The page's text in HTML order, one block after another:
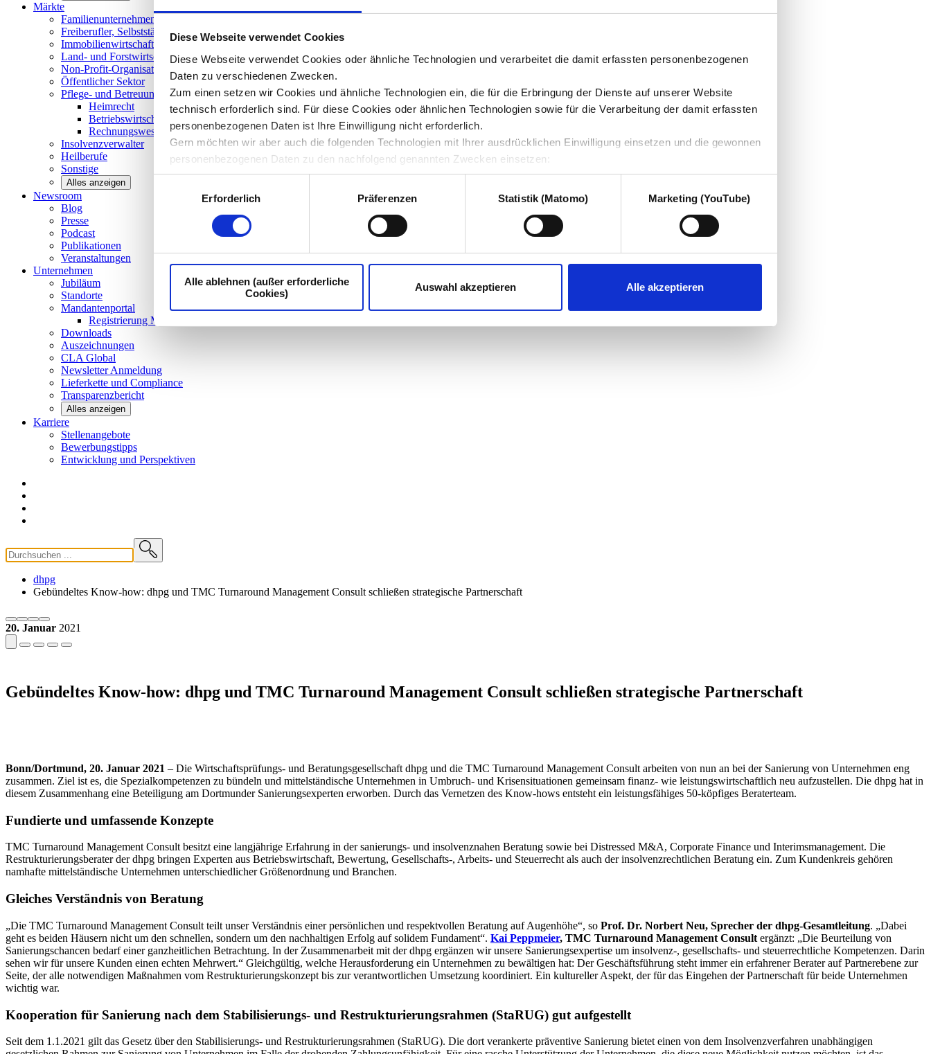
Diese Webseite verwendet Cookies
Diese Webseite verwendet Cookies oder ähnliche Technologien und verarbeitet die damit erfassten personenbezogenen
Daten zu verschiedenen Zwecken.
Zum einen setzen wir Cookies und ähnliche Technologien ein, die für die Erbringung der Dienste auf unserer Website
technisch erforderlich sind. Für diese Cookies oder ähnlichen Technologien sowie für die Verarbeitung der damit erfassten
personenbezogenen Daten ist Ihre Einwilligung nicht erforderlich.
Gern möchten wir aber auch die folgenden Technologien mit Ihrer ausdrücklichen Einwilligung einsetzen und die gewonnen
personenbezogenen Daten zu den nachfolgend genannten Zwecken einsetzen:
Erforderlich
Präferenzen Statistik (Matomo) Marketing (YouTube)
Alle ablehnen (außer erforderliche
Cookies)
Auswahl akzeptieren Alle akzeptieren
Märkte
Familienunternehmen und
Freiberufler, Selbstständige undPrivatpersonen
Immobilienwirtschaft
Land- und Forstwirtschaft
Non-Profit-Organisationen
Öffentlicher Sektor
Pflege- und Betreuungseinrichtungen
Heimrecht
Betriebswirtschaftliche Beratung
Rechnungswesen/Controlling
Insolvenzverwalter
Heilberufe
Sonstige
Alles anzeigen
Newsroom
Blog
Presse
Podcast
Publikationen
Veranstaltungen
Unternehmen
Jubiläum
Standorte
Mandantenportal
Registrierung Mandantenportal
Downloads
Auszeichnungen
CLA Global
NewsletterAnmeldung
Lieferkette und Compliance
Transparenzbericht
Alles anzeigen
Karriere
Stellenangebote
Bewerbungstipps
Entwicklung und Perspektiven
dhpg
Gebündeltes Know-how: dhpg und TMC Turnaround Management Consult schließen strategische Partnerschaft
20. Januar 2021
Gebündeltes Know-how: dhpg und TMC Turnaround Management Consult schließen strategische Partnerschaft
Bonn/Dortmund, 20. Januar 2021 – Die Wirtschaftsprüfungs- und Beratungsgesellschaft dhpg und die TMC Turnaround Management Consult arbeiten von nun an bei der Sanierung von Unternehmen eng
zusammen. Ziel ist es, die Spezialkompetenzen zu bündeln und mittelständische Unternehmen in Umbruch- und Krisensituationen gemeinsam finanz- wie leistungswirtschaftlich neu aufzustellen. Die dhpg hat in
diesem Zusammenhang eine Beteiligung am Dortmunder Sanierungsexperten erworben. Durch das Vernetzen des Know-hows entsteht ein leistungsfähiges 50-köpfiges Beraterteam.
Fundierte und umfassende Konzepte
TMC Turnaround Management Consult besitzt eine langjährige Erfahrung in der sanierungs- und insolvenznahen Beratung sowie bei Distressed M&A, Corporate Finance und Interimsmanagement. Die
Restrukturierungsberater der dhpg bringen Experten aus Betriebswirtschaft, Bewertung, Gesellschafts-, Arbeits- und Steuerrecht als auch der insolvenzrechtlichen Beratung ein. Zum Kundenkreis gehören
namhafte mittelständische Unternehmen unterschiedlicher Größenordnung und Branchen.
Gleiches Verständnis von Beratung
„Die TMC Turnaround Management Consult teilt unser Verständnis einer persönlichen und respektvollen Beratung auf Augenhöhe“, so Prof. Dr. Norbert Neu, Sprecher der dhpg-Gesamtleitung. „Dabei
geht es beiden Häusern nicht um den schnellen, sondern um den nachhaltigen Erfolg auf solidem Fundament“. Kai Peppmeier, TMC Turnaround Management Consult ergänzt: „Die Beurteilung von
Sanierungschancen bedarf einer ganzheitlichen Betrachtung. In der Zusammenarbeit mit der dhpg ergänzen wir unsere Sanierungsexpertise um insolvenz-, gesellschafts- und steuerrechtliche Kompetenzen. Darin
sehen wir für unsere Kunden einen echten Mehrwert.“ Gleichgültig, welche Herausforderung ein Unternehmen zu bewältigen hat: Der Geschäftsführung steht immer ein erfahrener Berater auf Partnerebene zur
Seite, der alle notwendigen Maßnahmen vom Restrukturierungskonzept bis zur verantwortlichen Umsetzung koordiniert. Ein kultureller Aspekt, der für das Eingehen der Partnerschaft für beide Unternehmen
wichtig war.
Kooperation für Sanierung nach dem Stabilisierungs- und Restrukturierungsrahmen (StaRUG) gut aufgestellt
Seit dem 1.1.2021 gilt das Gesetz über den Stabilisierungs- und Restrukturierungsrahmen (StaRUG). Die dort verankerte präventive Sanierung bietet einen von dem Insolvenzverfahren unabhängigen